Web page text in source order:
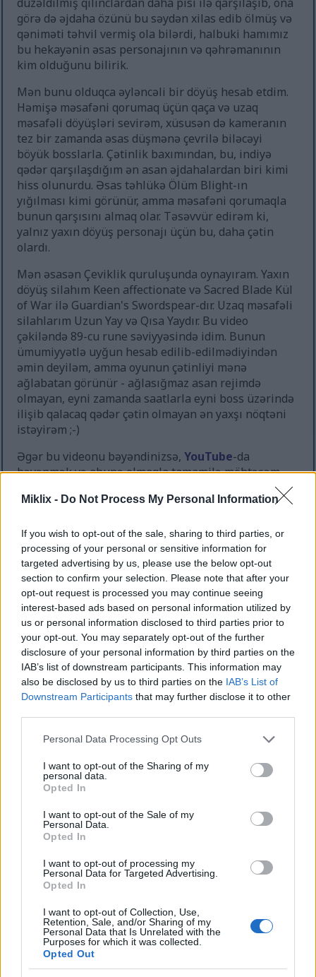
Miklix - Do Not Process My Personal Information
If you wish to opt-out of the sale, sharing to third parties, or
processing of your personal or sensitive information for
targeted advertising by us, please use the below opt-out
section to confirm your selection. Please note that after your
opt-out request is processed you may continue seeing
interest-based ads based on personal information utilized by
us or personal information disclosed to third parties prior to
your opt-out. You may separately opt-out of the further
disclosure of your personal information by third parties on the
IAB’s list of downstream participants. This information may
also be disclosed by us to third parties on the IAB’s List of
Downstream Participants that may further disclose it to other
Please note that this website/app uses one or more Google
not limited to your visit or usage behaviour. You may click to
grant or deny consent to Google and its third-party tags to
use your data for below specified purposes in below Google
consent section.
Personal Data Processing Opt Outs
I want to opt-out of the Sharing of my
personal data.
Opted In
I want to opt-out of the Sale of my
Personal Data.
Opted In
I want to opt-out of processing my
Personal Data for Targeted Advertising.
Opted In
I want to opt-out of Collection, Use,
Retention, Sale, and/or Sharing of my
Personal Data that Is Unrelated with the
Purposes for which it was collected.
Opted Out
görə də əjdaha özünü bu səydən xilas edib ölmüş və
qəniməti təhvil vermiş ola bilərdi, halbuki hamımız
bu hekayənin əsas personajının və qəhrəmanının
kim olduğunu bilirik.
Mən bunu olduqca əyləncəli bir döyüş hesab etdim.
Həmişə məsafəni qorumaq üçün qaça və uzaq
məsafəli döyüşləri sevirəm, xüsusən də kameranın
tez bir zamanda əsas düşmənə çevrilə biləcəyi
böyük bosslarla. Çətinlik baxımından, bu, indiyə
qədər qarşılaşdığım ən asan əjdahalardan biri kimi
hiss olunurdu. Əsas təhlükə Ölüm Blight-ın
yığılması kimi görünür, amma məsafəni qorumaqla
bunun qarşısını almaq olar. Təsəvvür edirəm ki,
yalnız yaxın döyüş personajı üçün bu, daha çətin
olardı.
Mən əsasən Çeviklik quruluşunda oynayıram. Yaxın
döyüş silahım Keen affectionate və Sacred Blade Kül
of War ilə Guardian's Swordspear-dır. Uzaq məsafəli
silahlarım Uzun Yay və Qısa Yaydır. Bu video
çəkiləndə 89-cu rune səviyyəsində idim. Bunun
ümumiyyətlə uyğun hesab edilib-edilmədiyindən
əmin deyiləm, amma oyunun çətinliyi mənə
ağlabatan görünür - ağlasığmaz asan rejimdə
olmayan, eyni zamanda saatlarla eyni boss üzərində
ilişib qalacaq qədər çətin olmayan ən yaxşı nöqtəni
istəyirəm ;-)
Əgər bu videonu bəyəndinizsə,YouTube-da
bəyənmək və abunə olmaqla tamamilə möhtəşəm
Bu boss döyüşündən ilhamlanan
fan sənəti
Elden Ring-dən olan Deeproot Deeps-də qırmızı
Qara Bıçaqlı Tarnished zirehinin anime üslubunda fan-
Daha çox məlumat və daha yüksək qətnamələr üçün
şəklə klikləyin və ya vurun.